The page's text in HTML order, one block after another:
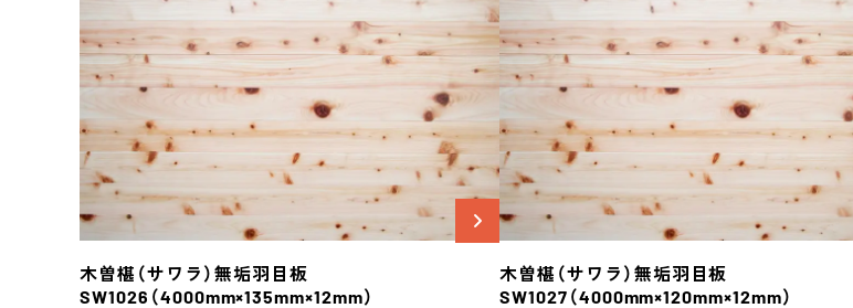
木曽椹（サワラ） 無垢羽目板
SW1026 （4000mm×135mm×12mm）
木曽椹（サワラ） 無垢羽目板
SW1027 （4000mm×120mm×12mm）